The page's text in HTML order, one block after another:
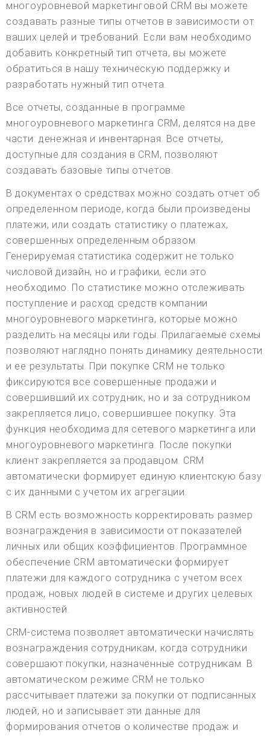
многоуровневой маркетинговой CRM вы можете
создавать разные типы отчетов в зависимости от
ваших целей и требований. Если вам необходимо
добавить конкретный тип отчета, вы можете
обратиться в нашу техническую поддержку и
разработать нужный тип отчета.
Все отчеты, созданные в программе
многоуровневого маркетинга CRM, делятся на две
части: денежная и инвентарная. Все отчеты,
доступные для создания в CRM, позволяют
создавать базовые типы отчетов.
В документах о средствах можно создать отчет об
определенном периоде, когда были произведены
платежи, или создать статистику о платежах,
совершенных определенным образом.
Генерируемая статистика содержит не только
числовой дизайн, но и графики, если это
необходимо. По статистике можно отслеживать
поступление и расход средств компании
многоуровневого маркетинга, которые можно
разделить на месяцы или годы. Прилагаемые схемы
позволяют наглядно понять динамику деятельности
и ее результаты. При покупке CRM не только
фиксируются все совершенные продажи и
совершивший их сотрудник, но и за сотрудником
закрепляется лицо, совершившее покупку. Эта
функция необходима для сетевого маркетинга или
многоуровневого маркетинга. После покупки
клиент закрепляется за продавцом. CRM
автоматически формирует единую клиентскую базу
с их данными с учетом их агрегации.
В CRM есть возможность корректировать размер
вознаграждения в зависимости от показателей
личных или общих коэффициентов. Программное
обеспечение CRM автоматически формирует
платежи для каждого сотрудника с учетом всех
продаж, новых людей в системе и других целевых
активностей.
CRM-система позволяет автоматически начислять
вознаграждения сотрудникам, когда сотрудники
совершают покупки, назначенные сотрудникам. В
автоматическом режиме CRM не только
рассчитывает платежи за покупки от подписанных
людей, но и записывает эти данные для
формирования отчетов о количестве продаж и